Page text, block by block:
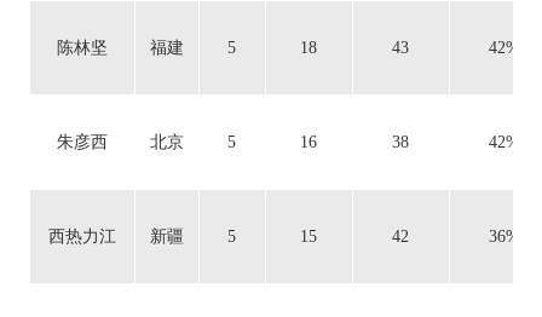
陈林坚 福建 5 18 43 42%
朱彦西 北京 5 16 38 42%
西热力江 新疆 5 15 42 36%